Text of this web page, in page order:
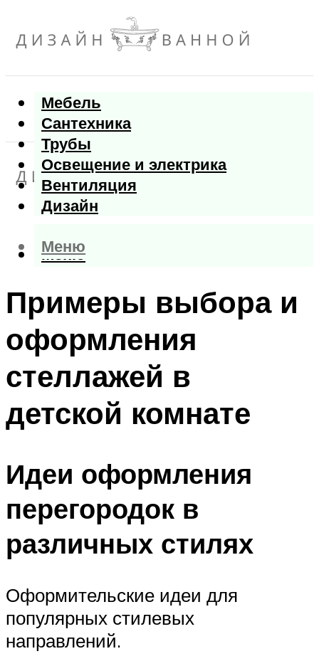
Мебель
Сантехника
Трубы
Освещение и электрика
Вентиляция
Дизайн
Меню
Меню
Примеры выбора и
оформления
стеллажей в
детской комнате
Идеи оформления
перегородок в
различных стилях
Оформительские идеи для
популярных стилевых
направлений.